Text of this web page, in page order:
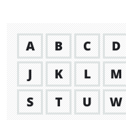
A B C D
J
K L M
S
T U W